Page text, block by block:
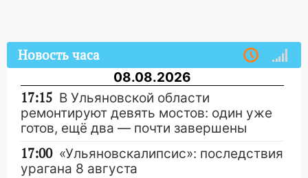
Новость часа
08.08.2026
17:15 В Ульяновской области
ремонтируют девять мостов: один уже
готов, ещё два — почти завершены
17:00 «Ульяновскалипсис»: последствия
урагана 8 августа